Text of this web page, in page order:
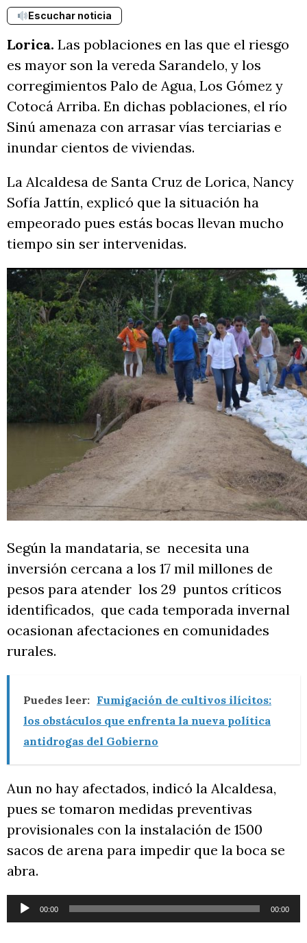
Escuchar noticia
Lorica. Las poblaciones en las que el riesgo
es mayor son la vereda Sarandelo, y los
corregimientos Palo de Agua, Los Gómez y
Cotocá Arriba. En dichas poblaciones, el río
Sinú amenaza con arrasar vías terciarias e
inundar cientos de viviendas.
La Alcaldesa de Santa Cruz de Lorica, Nancy
Sofía Jattín, explicó que la situación ha
empeorado pues estás bocas llevan mucho
tiempo sin ser intervenidas.
Según la mandataria, se necesita una
inversión cercana a los 17 mil millones de
pesos para atender los 29 puntos críticos
identificados, que cada temporada invernal
ocasionan afectaciones en comunidades
rurales.
Puedes leer: Fumigación de cultivos ilícitos:
los obstáculos que enfrenta la nueva política
antidrogas del Gobierno
Aun no hay afectados, indicó la Alcaldesa,
pues se tomaron medidas preventivas
provisionales con la instalación de 1500
sacos de arena para impedir que la boca se
abra.
Reproductor
de
00:00 00:00